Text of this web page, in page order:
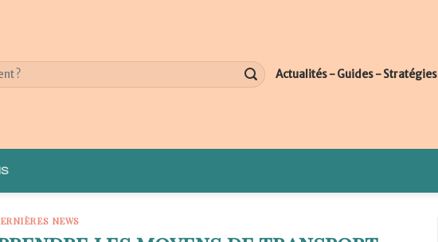
Actualités - Guides - Stratégies
NEWS